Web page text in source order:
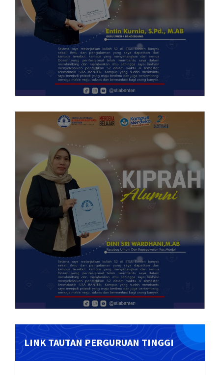
LINK TAUTAN PERGURUAN TINGGI